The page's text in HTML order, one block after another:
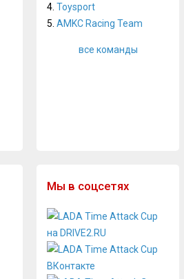
4. Toysport
5. AMKC Racing Team
все команды
Мы в соцсетях